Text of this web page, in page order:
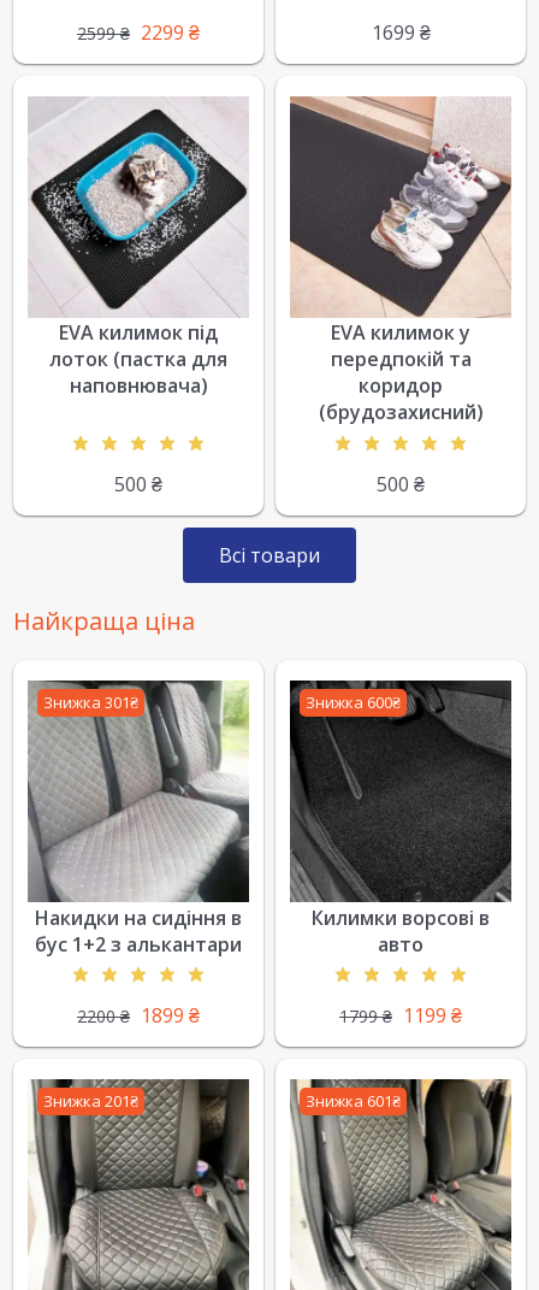
2599₴ 2299 ₴ 1699 ₴
EVA килимок під
лоток (пастка для
наповнювача)
500 ₴
EVA килимок у
передпокій та
коридор
(брудозахисний)
500 ₴
Всі товари
Найкраща ціна
Знижка 301₴
Накидки на сидіння в
бус 1+2 з алькантари
2200₴ 1899 ₴
Знижка 600₴
Килимки ворсові в
авто
1799₴ 1199 ₴
Знижка 201₴ Знижка 601₴